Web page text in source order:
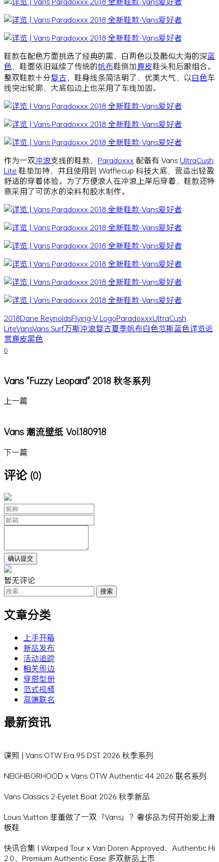
鞋款在配色方面挑选了经典的黑、白两色以及酷似大海的深蓝
色 ，鞋面依旧延续了传统的帆布鞋侧加麂皮鞋头和后跟组合。
整双鞋款十分复古 ，鞋身线条简洁明了、优美大气，以白色车
线突出轮廓，大底包边上也采用了车线加固。
作为一双冲浪支线的鞋款， Paradoxxx 配备有 VansUltraCush
Lite 鞋垫加持，并且使用到 Wafflecup 科技大底，营造出轻盈
舒适的穿着体验。为了方便浪人在冲浪上岸后穿着，鞋款还特
意采用了可防水的染料和胶水制作。
2018Dane ReynoldsFlying-V LogoParadoxxxUltraCush
LiteVansVans Surf万斯冲浪复古夏季帆布白色范斯蓝色详览近
赏麂皮黑色
0
Vans "Fuzzy Leopard" 2018 秋冬系列
上一篇
Vans 潮流壁纸 Vol.180918
下一篇
评论 (0)
暂无评论
搜
索：
文章分类
上手开箱
新品发布
活动追踪
相关周边
穿搭型册
范式视频
高端联名
最新资讯
谍照 | Vans OTW Era 95 DST 2026 秋季系列
NEIGHBORHOOD x Vans OTW Authentic 44 2026 联名系列
Vans Classics 2-Eyelet Boat 2026 秋季新品
Louis Vuitton 菲董做了一双「Vans」？奢侈品为何开始爱上滑
板鞋
快讯合集 | Warped Tour x Van Doren Approved、Authentic Hi
2.0、Premium Authentic Ease 多双新品上市